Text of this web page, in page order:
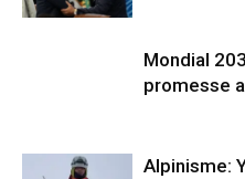
Mondial
promesse
Alpinisme: